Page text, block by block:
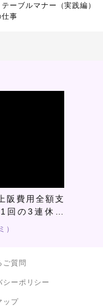
テーブルマナー（実践編）
仕事
阪費用全額支
回の3連休有
各種賞金の充
）
ご質問
シーポリシー
ップ